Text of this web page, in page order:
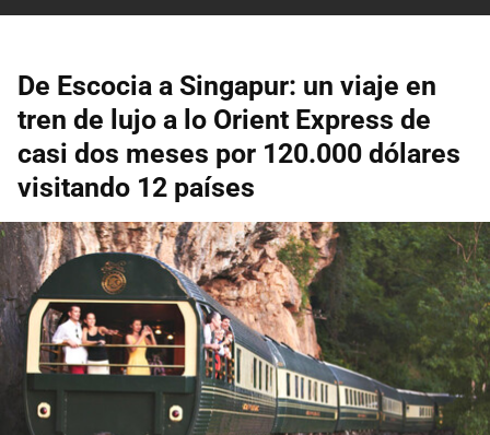
De Escocia a Singapur: un viaje en
tren de lujo a lo Orient Express de
casi dos meses por 120.000 dólares
visitando 12 países